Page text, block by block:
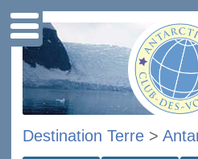
Destination Terre >